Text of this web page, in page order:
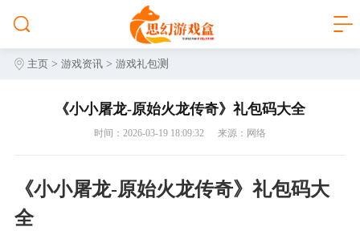
主页 >游戏资讯 >游戏礼包测
《小小屠龙-原始火龙传奇》礼包码大全
时间：2026-03-19 18:09:32 来源：网络
《小小屠龙-原始火龙传奇》礼包码大
全